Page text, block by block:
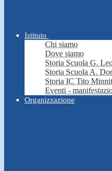
Istituto
Chi siamo
Dove siamo
Storia Scuola G.
Storia Scuola A.
Storia IC Tito
Eventi -
Organizzazione